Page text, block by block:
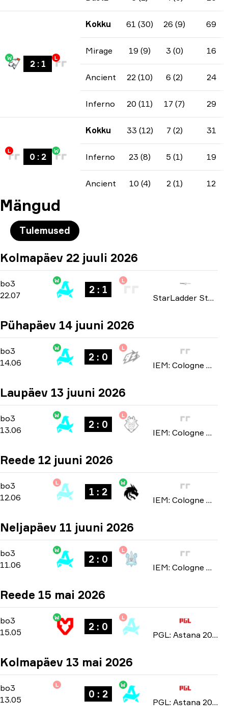
W
2: 1
L
Kokku 61 (30) 26 (9) 69
Mirage 19 (9) 3 (0) 16
Ancient 22 (10) 6 (2) 24
Inferno 20 (11) 17 (7) 29
L
0 : 2
W
Kokku 33 (12) 7 (2) 31
Inferno 23 (8) 5 (1) 19
Ancient 10 (4) 2 (1) 12
Mängud
Tulemused
Kolmapäev 22 juuli 2026
bo3 -bo3
22.07
W
2 : 1
L
StarLadder StarSeries: European Qualifier Fall 2026
Pühapäev 14 juuni 2026
bo3
bo3
14.06
W
2 : 0
L
IEM: Cologne Major 2026
Laupäev 13 juuni 2026
bo3
bo3
13.06
W
2 : 0
L
IEM: Cologne Major 2026
Reede 12 juuni 2026
bo3
bo3
12.06
L
1 : 2
W
IEM: Cologne Major 2026
Neljapäev 11 juuni 2026
bo3
bo3
11.06
W
2 : 0
L
IEM: Cologne Major 2026
Reede 15 mai 2026
bo3 -bo3
15.05
W
2 : 0
L
PGL: Astana 2026
Kolmapäev 13 mai 2026
bo3 Group Stage
bo3
13.05
L
0 : 2
W
PGL: Astana 2026